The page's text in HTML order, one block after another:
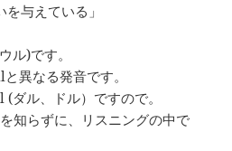
を与えている」
ル)です。
異なる発音です。
ル、ドル）ですので。
知らずに、リスニングの中で